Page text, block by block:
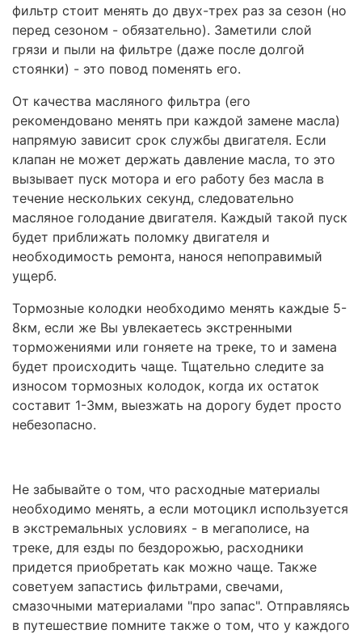
фильтр стоит менять до двух-трех раз за сезон (но
перед сезоном - обязательно). Заметили слой
грязи и пыли на фильтре (даже после долгой
стоянки) - это повод поменять его.
От качества масляного фильтра (его
рекомендовано менять при каждой замене масла)
напрямую зависит срок службы двигателя. Если
клапан не может держать давление масла, то это
вызывает пуск мотора и его работу без масла в
течение нескольких секунд, следовательно
масляное голодание двигателя. Каждый такой пуск
будет приближать поломку двигателя и
необходимость ремонта, нанося непоправимый
ущерб.
Тормозные колодки необходимо менять каждые 5-
8км, если же Вы увлекаетесь экстренными
торможениями или гоняете на треке, то и замена
будет происходить чаще. Тщательно следите за
износом тормозных колодок, когда их остаток
составит 1-3мм, выезжать на дорогу будет просто
небезопасно.
Не забывайте о том, что расходные материалы
необходимо менять, а если мотоцикл используется
в экстремальных условиях - в мегаполисе, на
треке, для езды по бездорожью, расходники
придется приобретать как можно чаще. Также
советуем запастись фильтрами, свечами,
смазочными материалами "про запас". Отправляясь
в путешествие помните также о том, что у каждого